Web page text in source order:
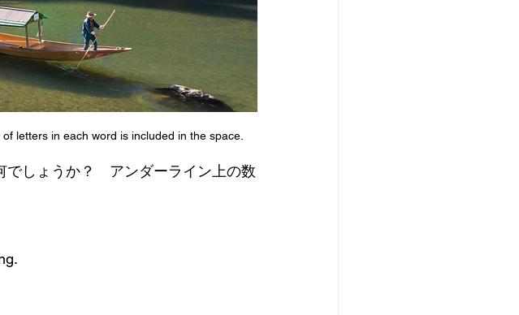
letters in each word is included in the space.
しょうか？　アンダーライン上の数